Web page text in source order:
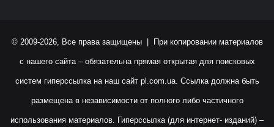
© 2009-2026, Все права защищены | При копировании материалов
с нашего сайта – обязательна прямая открытая для поисковых
систем гиперссылка на наш сайт pl.com.ua. Ссылка должна быть
размещена в независимости от полного либо частичного
использования материалов. Гиперссылка (для интернет- изданий) –